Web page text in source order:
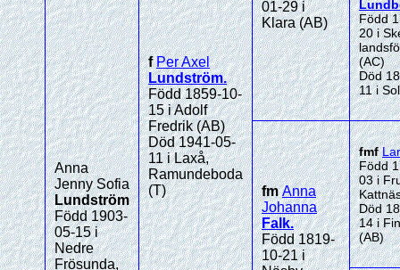
Anna
Jenny Sofia
Lundström
Född 1903-
05-15 i
Nedre
Frösunda,
fPer Axel
Lundström.
Född 1859-10-
15 i Adolf
Fredrik (AB)
Död 1941-05-
11 i Laxå,
Ramundeboda
(T)
01-29 i
Klara (AB)
Född
20 i
(AC)
Död
11 i
fmAnna
Johanna
Falk.
Född 1819-
10-21 i
fmf
Född
03 i
Död
14 i
(AB)